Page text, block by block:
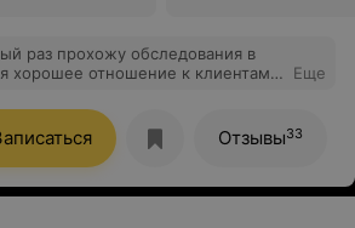
раз прохожу обследования в
хорошее отношение к клиентам.
Еще
Отзывы33